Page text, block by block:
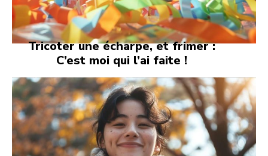
Tricoter une écharpe, et frimer :
C’est moi qui l’ai faite !